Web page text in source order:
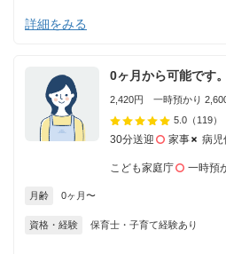
詳細をみる
0ヶ月から可能です
2,420円 一時預かり
5.0 （119）
30分送迎 家事 病児
こども家庭庁 一時預
月齢 0ヶ月〜
資格・経験 保育士・子育て経験あり